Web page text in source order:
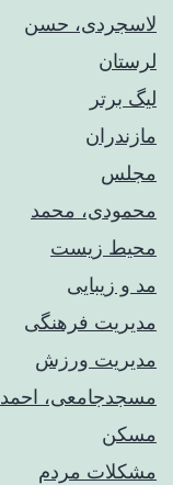
لاسجردی، حسن
لرستان
لیگ برتر
مازندران
مجلس
محمودی، محمد
محیط زیست
مد و زیبایی
مدیریت فرهنگی
مدیریت ورزش
مسجدجامعی، احمد
مسکن
مشکلات مردم